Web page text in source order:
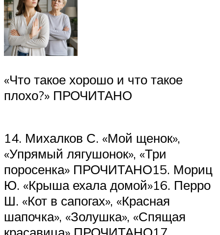
«Что такое хорошо и что такое
плохо?» ПРОЧИТАНО
14. Михалков С. «Мой щенок»,
«Упрямый лягушонок», «Три
поросенка» ПРОЧИТАНО15. Мориц
Ю. «Крыша ехала домой»16. Перро
Ш. «Кот в сапогах», «Красная
шапочка», «Золушка», «Спящая